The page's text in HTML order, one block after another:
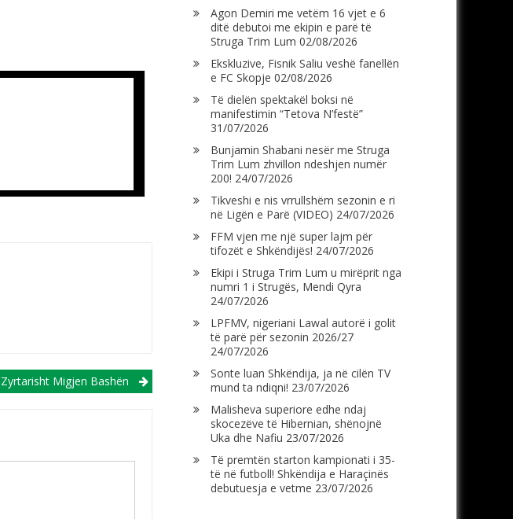
Migjen Bashën
Agon Demiri me vetëm 16 vjet e 6
ditë debutoi me ekipin e parë të
Struga Trim Lum 02/08/2026
Ekskluzive, Fisnik Saliu veshë fanellën
e FC Skopje 02/08/2026
Të dielën spektakël boksi në
manifestimin “Tetova N’festë”
31/07/2026
Bunjamin Shabani nesër me Struga
Trim Lum zhvillon ndeshjen numër
200! 24/07/2026
Tikveshi e nis vrrullshëm sezonin e ri
në Ligën e Parë (VIDEO) 24/07/2026
FFM vjen me një super lajm për
tifozët e Shkëndijës! 24/07/2026
Ekipi i Struga Trim Lum u mirëprit nga
numri 1 i Strugës, Mendi Qyra
24/07/2026
LPFMV, nigeriani Lawal autorë i golit
të parë për sezonin 2026/27
24/07/2026
Sonte luan Shkëndija, ja në cilën TV
mund ta ndiqni! 23/07/2026
Malisheva superiore edhe ndaj
skocezëve të Hibernian, shënojnë
Uka dhe Nafiu 23/07/2026
Të premtën starton kampionati i 35-
të në futboll! Shkëndija e Haraçinës
debutuesja e vetme 23/07/2026